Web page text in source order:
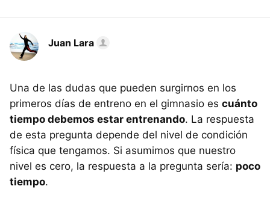
Juan Lara
Una de las dudas que pueden surgirnos en los
primeros días de entreno en el gimnasio es cuánto
tiempo debemos estar entrenando. La respuesta
de esta pregunta depende del nivel de condición
física que tengamos. Si asumimos que nuestro
nivel es cero, la respuesta a la pregunta sería: poco
tiempo.